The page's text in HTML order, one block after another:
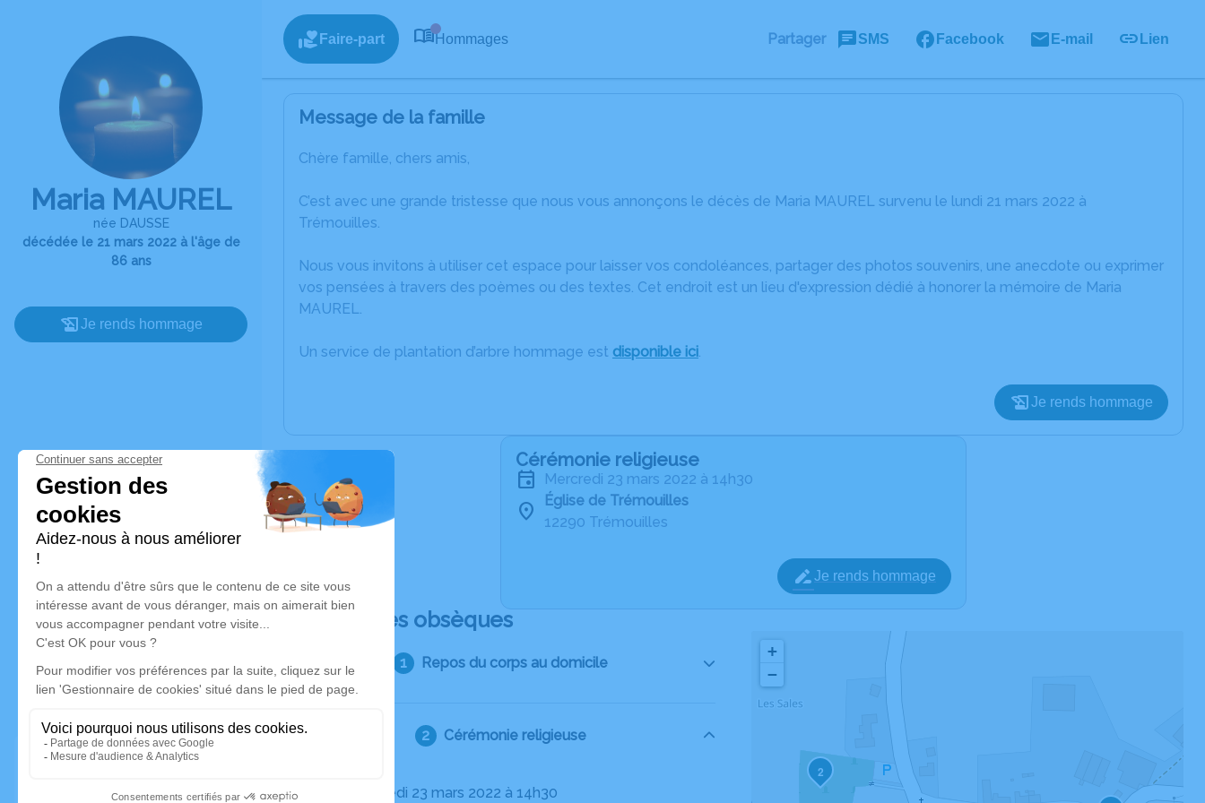
Maria MAUREL
née DAUSSE
décédée le 21 mars 2022 à l'âge de
86 ans
Je rends hommage
Faire-part Hommages Partager SMS Facebook E-mail Lien
Message de la famille
Chère famille, chers amis,
C’est avec une grande tristesse que nous vous annonçons le décès de Maria MAUREL survenu le lundi 21 mars 2022 à
Trémouilles.
Nous vous invitons à utiliser cet espace pour laisser vos condoléances, partager des photos souvenirs, une anecdote ou exprimer
vos pensées à travers des poèmes ou des textes. Cet endroit est un lieu d'expression dédié à honorer la mémoire de Maria
MAUREL.
Un service de plantation d’arbre hommage est disponible ici.
Je rends hommage
Cérémonie religieuse
mercredi 23 mars 2022 à 14h30
Église de Trémouilles
12290 Trémouilles
Je rends hommage
Déroulé des obsèques
Repos du corps au domicile
Cérémonie religieuse
Le mercredi 23 mars 2022 à 14h30
2
+
−